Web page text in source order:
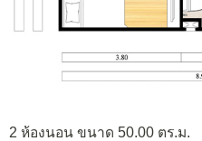
2 ห้องนอน ขนาด 50.00 ตร.ม.